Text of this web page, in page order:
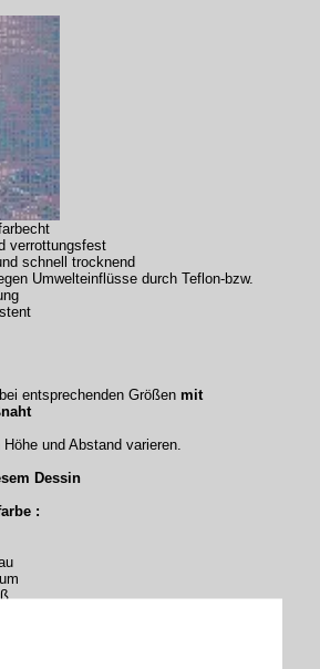
verrottungsfest
schnell trocknend
Umwelteinflüsse durch Teflon-bzw.
entsprechenden Größen mit
und Abstand varieren.
Dessin
: